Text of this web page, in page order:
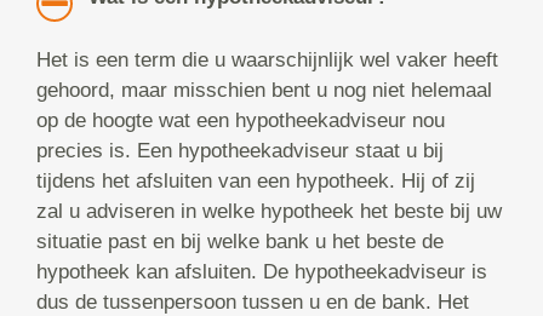
Het is een term die u waarschijnlijk wel vaker heeft
gehoord, maar misschien bent u nog niet helemaal
op de hoogte wat een hypotheekadviseur nou
precies is. Een hypotheekadviseur staat u bij
tijdens het afsluiten van een hypotheek. Hij of zij
zal u adviseren in welke hypotheek het beste bij uw
situatie past en bij welke bank u het beste de
hypotheek kan afsluiten. De hypotheekadviseur is
dus de tussenpersoon tussen u en de bank. Het